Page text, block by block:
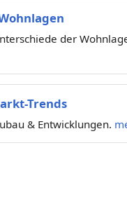
der
Trends
& Entwicklungen.